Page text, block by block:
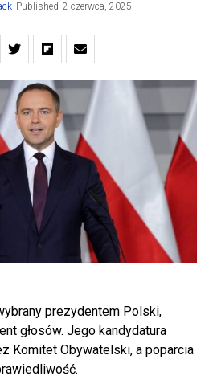
Published 2 czerwca, 2025
prezydentem Polski,
głosów. Jego kandydatura
Komitet Obywatelski, a poparcia